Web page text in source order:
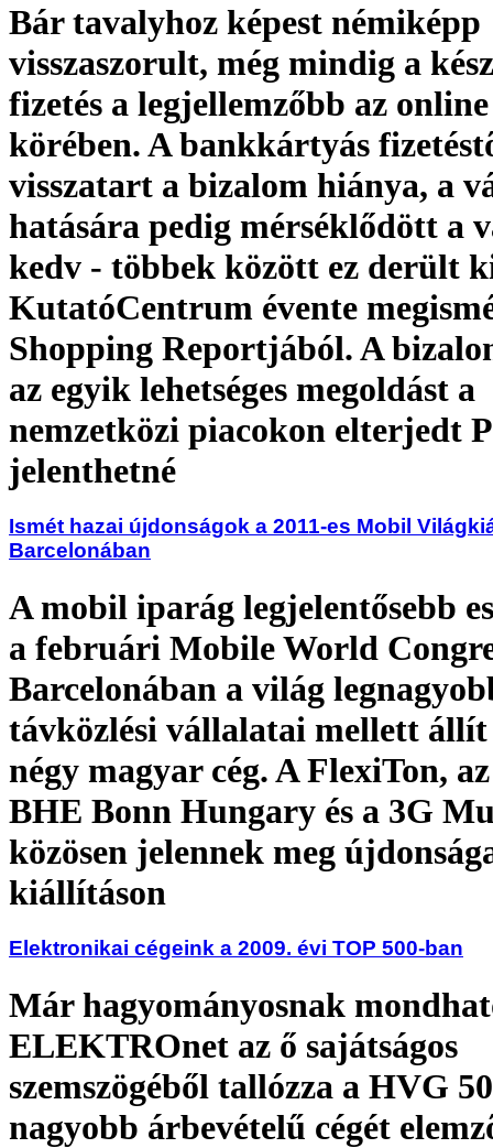
Bár tavalyhoz képest némiképp
visszaszorult, még mindig a
fizetés a legjellemzőbb az
körében. A bankkártyás
visszatart a bizalom hiánya, a
hatására pedig mérséklődött a
kedv - többek között ez derült
KutatóCentrum évente
Shopping Reportjából. A
az egyik lehetséges megoldást a
nemzetközi piacokon elterjedt
jelenthetné
Ismét hazai újdonságok a 2011-es Mobil
Barcelonában
A mobil iparág legjelentősebb
a februári Mobile World
Barcelonában a világ
távközlési vállalatai mellett
négy magyar cég. A FlexiTon,
BHE Bonn Hungary és a 3G
közösen jelennek meg
kiállításon
Elektronikai cégeink a 2009. évi TOP 500-ban
Már hagyományosnak
ELEKTROnet az ő sajátságos
szemszögéből tallózza a HVG
nagyobb árbevételű cégét